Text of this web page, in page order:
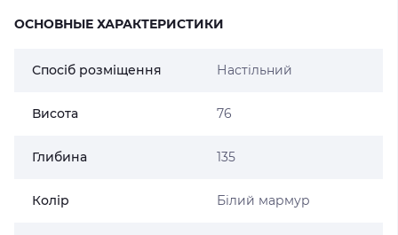
ОСНОВНЫЕ ХАРАКТЕРИСТИКИ
Спосіб розміщення Настільний
Висота 76
Глибина 135
Колір Білий мармур